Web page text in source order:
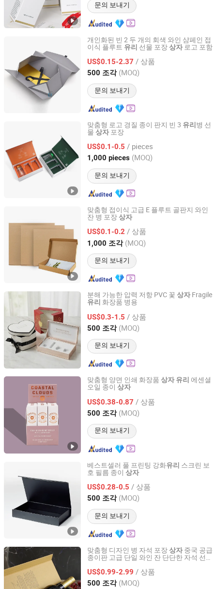
문의 보내기
개인화된 빈 2 두 개의 회색 와인 샴페인 접
이식 플루트 유리 선물 포장상자 로고 포함
US$0.15-2.37 / 상품
500 조각 (MOQ)
문의 보내기
Xiamen ZRF Media Turnkey Co., Ltd.
Fujian, China 이후 2008
맞춤형 로고 경질 종이 판지 빈 3 유리 병 선
물 상자 포장
US$0.1-0.5 / pieces
1,000 pieces (MOQ)
문의 보내기
Guangzhou Yison Printing Co., Ltd.
Guangdong, China 이후 2024
맞춤형 접이식 고급 E 플루트 골판지 와인
잔 병 포장상자
US$0.1-0.2 / 상품
1,000 조각 (MOQ)
문의 보내기
Dongguan Xiaolong Packaging Industry Co., Ltd.
Guangdong, China 이후 2025
분해 가능한 압력 저항 PVC 꽃 상자 Fragile
유리 화장품 병용
US$0.3-1.5 / 상품
500 조각 (MOQ)
문의 보내기
Wing Chun Packaging Product(Shenzhen)Co., Ltd
Guangdong, China 이후 2025
맞춤형 양면 인쇄 화장품 상자 유리 에센셜
오일 종이 상자
US$0.38-0.87 / 상품
500 조각 (MOQ)
문의 보내기
Shanghai Forests Packaging Group Co., Ltd.
Shanghai, China 이후 2011
베스트셀러 풀 프린팅 강화유리 스크린 보
호 필름 종이 상자
US$0.28-0.5 / 상품
500 조각 (MOQ)
문의 보내기
Guangzhou Weiye Color Printing Co., Ltd.
Guangdong, China 이후 2015
맞춤형 디자인 병 자석 포장상자 중국 공급
종이판 고급 단일 와인 잔 단단한 자석 선물
US$0.99-2.99 / 상품
500 조각 (MOQ)
Xiamen Hongju Industry and Trade Co., Ltd.
Fujian, China 이후 2010